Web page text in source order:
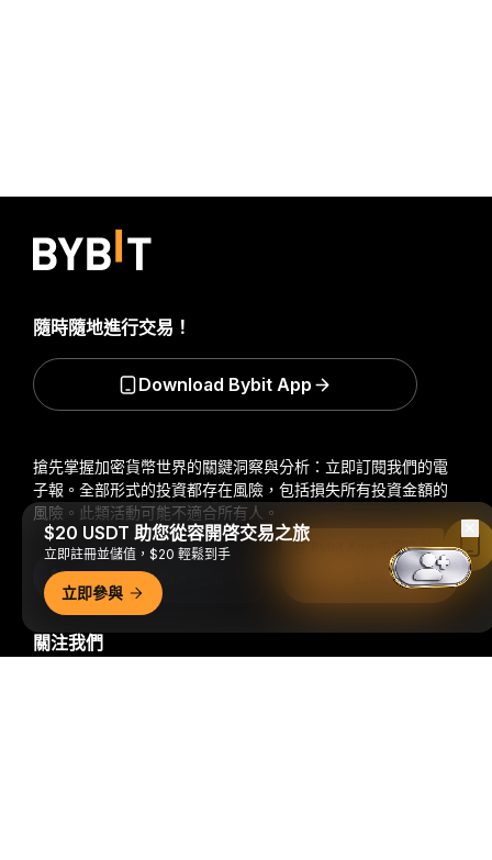
搶先掌握加密貨幣世界的關鍵洞察與分析：立即訂閱我們的電
子報。 全部形式的投資都存在風險，包括損失所有投資金額的
風險。此類活動可能不適合所有人。
關注我們
隨時隨地進行交易！
Download Bybit App
$20 USDT 助您從容開啓交易之旅
立即註冊並儲值，$20 輕鬆到手
立即參與
在 Bybit App 中閱讀